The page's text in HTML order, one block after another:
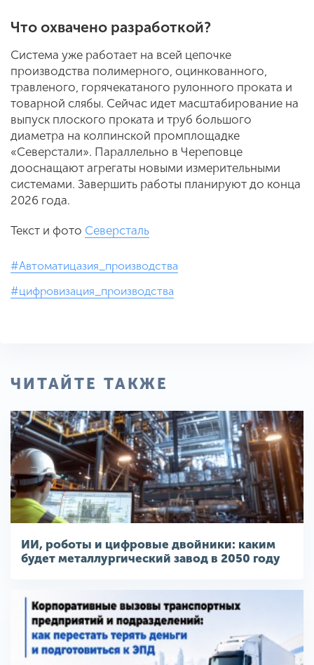
Что охвачено разработкой?
Система уже работает на всей цепочке
производства полимерного, оцинкованного,
травленого, горячекатаного рулонного проката и
товарной слябы. Сейчас идет масштабирование на
выпуск плоского проката и труб большого
диаметра на колпинской промплощадке
«Северстали». Параллельно в Череповце
дооснащают агрегаты новыми измерительными
системами. Завершить работы планируют до конца
2026 года.
Текст и фото Северсталь
#Автоматицазия_производства
#цифровизация_производства
ЧИТАЙТЕ ТАКЖЕ
ИИ, роботы и цифровые двойники: каким
будет металлургический завод в 2050 году